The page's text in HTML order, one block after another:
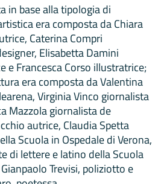
in base alla tipologia di
era composta da Chiara
Caterina Compri
Elisabetta Damini
e Francesca Corso illustratrice;
era composta da Valentina
Virginia Vinco giornalista
Mazzola giornalista de
autrice, Claudia Spetta
Scuola in Ospedale di Verona,
di lettere e latino della Scuola
Trevisi, poliziotto e